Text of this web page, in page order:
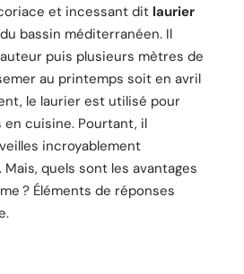
et incessant dit laurier
bassin méditerranéen. Il
puis plusieurs mètres de
au printemps soit en avril
le laurier est utilisé pour
cuisine. Pourtant, il
incroyablement
quels sont les avantages
? Éléments de réponses